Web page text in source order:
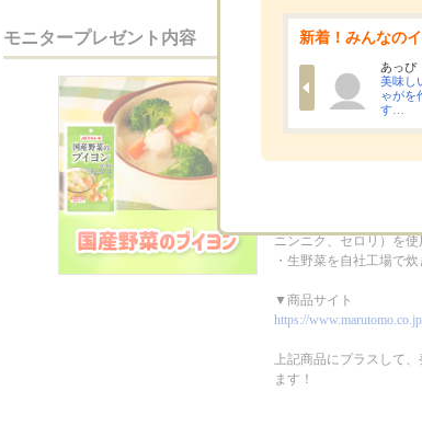
モニタープレゼント内容
「国産野菜のブイ
計3品
ニンニク、セロリ）を使
・生野菜を自社工場で
▼商品サイト
https://
上記商品にプラスして
ます！
新着！みんなの
インフルエンサーを
しています。当選
家族で楽しい時間を
つくりたい気持ち
で…
あっぴ
美味し
ゃがを
す…